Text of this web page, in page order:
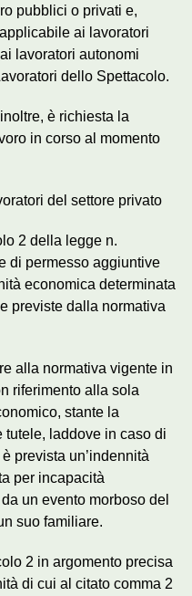
pubblici o privati e,
ai lavoratori
lavoratori autonomi
dello Spettacolo.
è richiesta la
in corso al momento
del settore privato
2 della legge n.
di permesso aggiuntive
economica determinata
previste dalla normativa
alla normativa vigente in
riferimento alla sola
stante la
tutele, laddove in caso di
prevista un’indennità
per incapacità
un evento morboso del
suo familiare.
2 in argomento precisa
di cui al citato comma 2